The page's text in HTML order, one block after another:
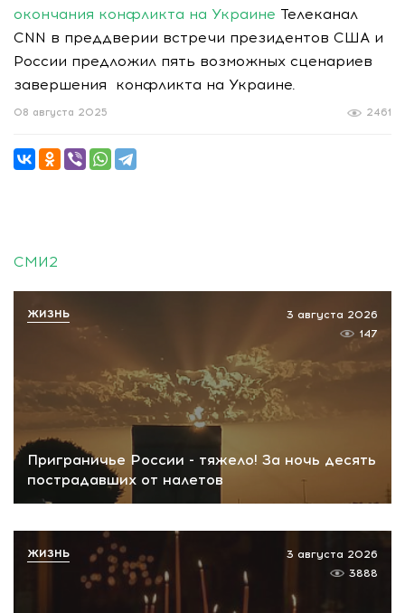
окончания конфликта на Украине Телеканал
CNN в преддверии встречи президентов США и
России предложил пять возможных сценариев
завершения конфликта на Украине.
2461
08 августа 2025
СМИ2
Приграничье России - тяжело! За ночь десять
пострадавших от налетов
3 августа 2026
147
ЖИЗНЬ
3 августа 2026
3888
ЖИЗНЬ